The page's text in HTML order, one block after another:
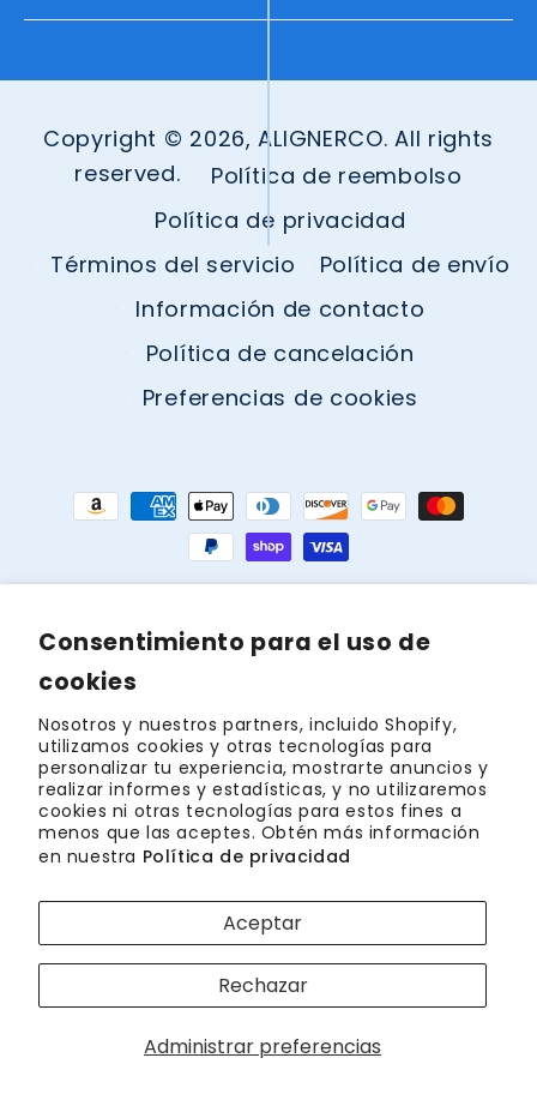
Consentimiento para el uso de
cookies
Nosotros y nuestros partners, incluido Shopify,
utilizamos cookies y otras tecnologías para
personalizar tu experiencia, mostrarte anuncios y
realizar informes y estadísticas, y no utilizaremos
cookies ni otras tecnologías para estos fines a
menos que las aceptes. Obtén más información
en nuestra Política de privacidad
Administrar preferencias
Aceptar
Rechazar
Copyright © 2026, ALIGNERCO. All rights
reserved.
Política de reembolso
Política de privacidad
Términos del servicio
Política de envío
Información de contacto
Política de cancelación
Preferencias de cookies
Formas
Sobre Nosotros
ALIGNERCO se dedica a transformar sonrisas con
alineadores invisibles y la atención experta de
ortodoncistas con licencia en EE. UU., haciendo
accesibles las sonrisas de tus sueños. Experimenta la
innovación y una confianza radiante con nosotros.
Costo de Brackets en EE. UU.
Embárcate en un análisis exhaustivo de los costos de
brackets en EE. UU. Conoce los factores que
determinan los precios y te ayudará a tomar
decisiones estratégicas de ortodoncia. Deja que la